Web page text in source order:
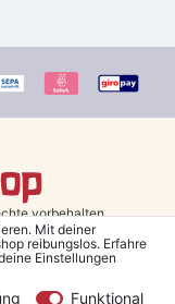
vorbehalten.
Versand am
Mit deiner
reibungslos. Erfahre
Einstellungen
Funktional